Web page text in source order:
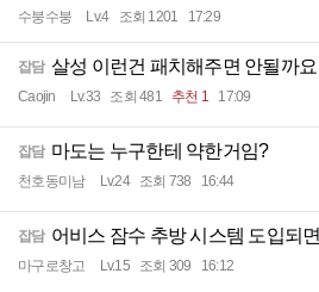
수붕수붕 Lv.4 조회 1201 17:29
잡담 살성 이런건 패치해주면 안될까요
Caojin Lv.33 조회 481 추천 1 17:09
잡담 마도는 누구한테 약한거임?
천호동미남 Lv.24 조회 738 16:44
잡담 어비스 잠수 추방 시스템 도입되면
마구로창고 Lv.15 조회 309 16:12